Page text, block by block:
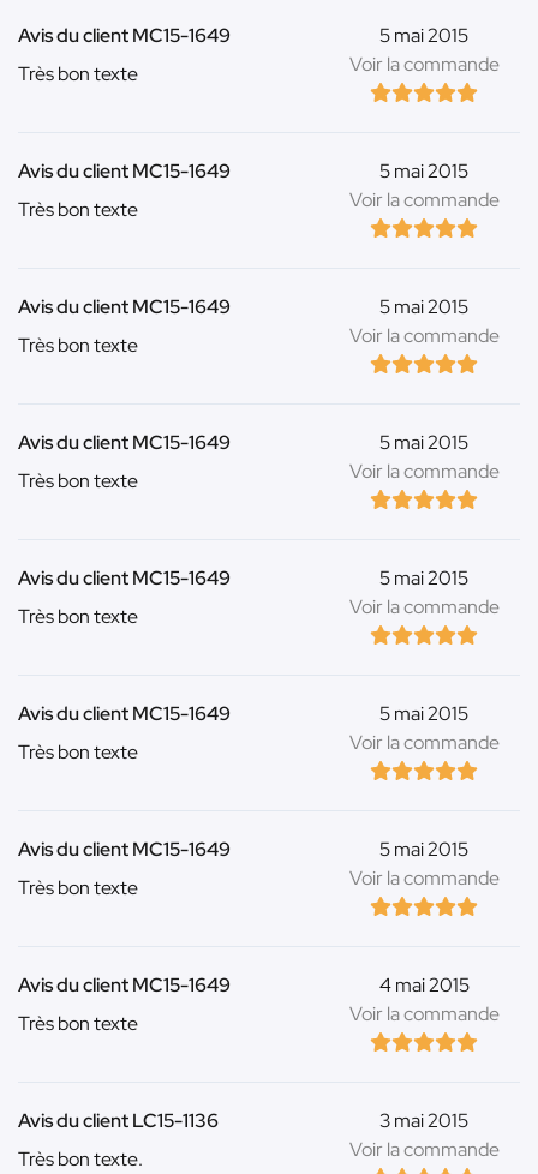
5 mai 2015
Voir la commande
Avis du client MC15-1649
Très bon texte
5 mai 2015
Voir la commande
Avis du client MC15-1649
Très bon texte
5 mai 2015
Voir la commande
Avis du client MC15-1649
Très bon texte
5 mai 2015
Voir la commande
Avis du client MC15-1649
Très bon texte
5 mai 2015
Voir la commande
Avis du client MC15-1649
Très bon texte
5 mai 2015
Voir la commande
Avis du client MC15-1649
Très bon texte
5 mai 2015
Voir la commande
Avis du client MC15-1649
Très bon texte
4 mai 2015
Voir la commande
Avis du client MC15-1649
Très bon texte
3 mai 2015
Voir la commande
Avis du client LC15-1136
Très bon texte.